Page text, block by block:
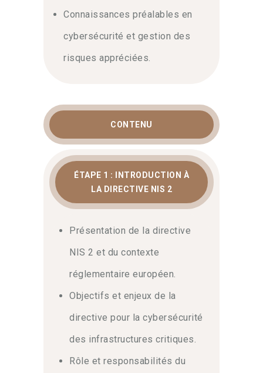
Connaissances préalables en
cybersécurité et gestion des
risques appréciées.
CONTENU
ÉTAPE 1 : INTRODUCTION À
LA DIRECTIVE NIS 2
Présentation de la directive
NIS 2 et du contexte
réglementaire européen.
Objectifs et enjeux de la
directive pour la cybersécurité
des infrastructures critiques.
Rôle et responsabilités du